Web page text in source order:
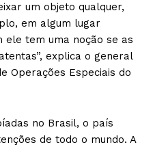
um objeto qualquer,
em algum lugar
ele tem uma noção se as
explica o general
Operações Especiais do
no Brasil, o país
de todo o mundo. A